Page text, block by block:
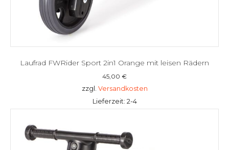
Laufrad FWRider Sport 2in1 Orange mit leisen Rädern
45,00 €
zzgl. Versandkosten
Lieferzeit: 2-4